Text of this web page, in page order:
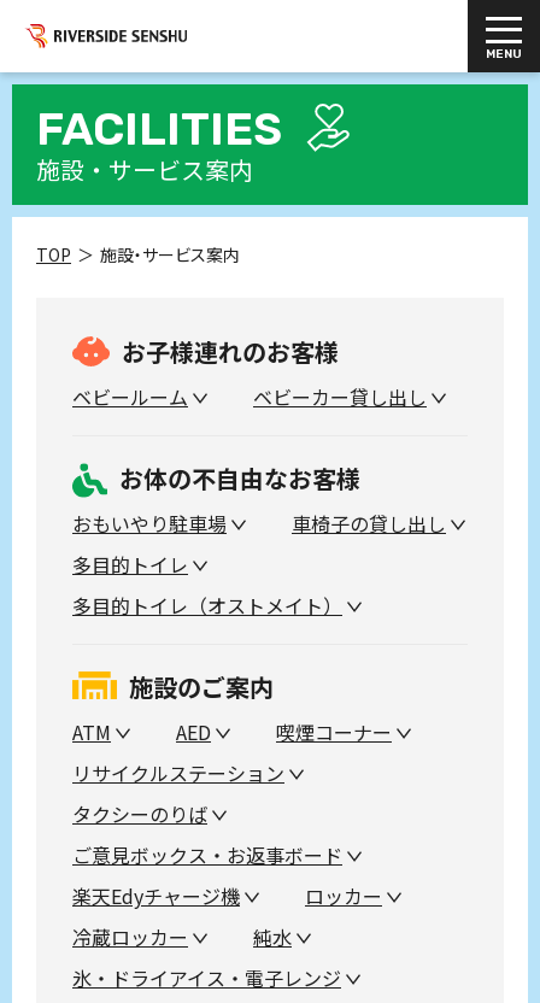
FACILITIES
施設・サービス案内
TOP 施設・サービス案内
お子様連れのお客様
ベビールーム ベビーカー貸し出し
お体の不自由なお客様
おもいやり駐車場
車椅子の貸し出し
多目的トイレ
多目的トイレ（オストメイト）
施設のご案内
ATM AED
喫煙コーナー
リサイクルステーション
タクシーのりば
ご意見ボックス・お返事ボード
楽天Edyチャージ機
ロッカー
冷蔵ロッカー
純水
氷・ドライアイス・電子レンジ